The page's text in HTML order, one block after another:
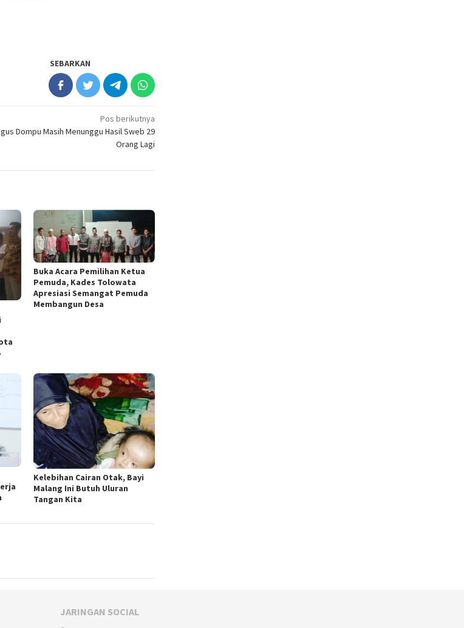
SEBARKAN
Pos berikutnya
Dompu Masih Menunggu Hasil Sweb 29
Orang Lagi
Buka Acara Pemilihan Ketua
Pemuda, Kades Tolowata
Apresiasi Semangat Pemuda
Membangun Desa
Kelebihan Cairan Otak, Bayi
Malang Ini Butuh Uluran
Tangan Kita
JARINGAN SOCIAL